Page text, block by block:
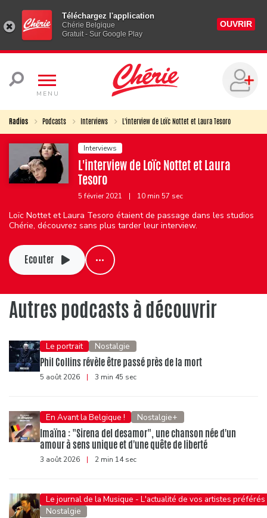
Téléchargez l'application
Chérie Belgique
Gratuit - Sur Google Play
OUVRIR
MENU
Radios Podcasts Interviews L'interview de Loïc Nottet et Laura Tesoro
Interviews
L'interview de Loïc Nottet et Laura
Tesoro
5 février 2021 | 10 min 57 sec
Loïc Nottet et Laura Tesoro étaient de passage dans les studios
Chérie, découvrez sans plus tarder leur interview.
Ecouter
Autres podcasts à découvrir
Le portrait Nostalgie
Phil Collins révèle être passé près de la mort
5 août 2026 | 3 min 45 sec
En Avant la Belgique ! Nostalgie+
Imaïna : "Sirena del desamor", une chanson née d'un
amour à sens unique et d'une quête de liberté
3 août 2026 | 2 min 14 sec
Le journal de la Musique - L'actualité de vos artistes préférés
Nostalgie